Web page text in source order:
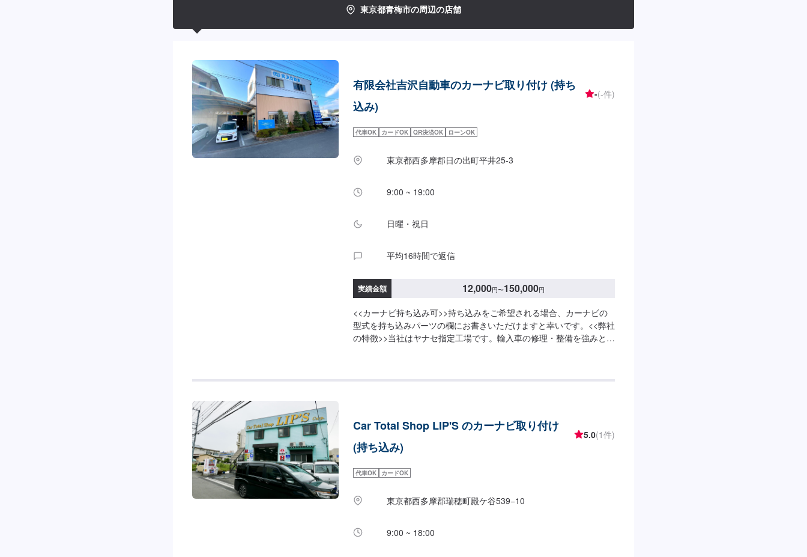
ています。お車の作業中は代車をご利用ください。※代車の燃料代は
東京都青梅市の周辺の店舗
有限会社吉沢自動車のカーナビ取り付け (持ち
込み)
-(-件)
代車OK カードOK QR決済OK ローンOK
東京都西多摩郡日の出町平井25-3
9:00 ~ 19:00
日曜・祝日
平均16時間で返信
実績金額 12,000円〜150,000円
<<カーナビ持ち込み可>>持ち込みをご希望される場合、カーナビの
型式を持ち込みパーツの欄にお書きいただけますと幸いです。<<弊社
の特徴>>当社はヤナセ指定工場です。輸入車の修理・整備を強みとし
Car Total Shop LIP'S のカーナビ取り付け
(持ち込み)
5.0(1件)
代車OK カードOK
東京都西多摩郡瑞穂町殿ケ谷539−10
9:00 ~ 18:00